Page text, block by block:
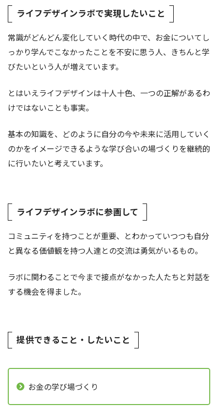
ライフデザインラボで実現したいこと
常識がどんどん変化していく時代の中で、お金についてし
っかり学んでこなかったことを不安に思う人、きちんと学
びたいという人が増えています。
とはいえライフデザインは十人十色、一つの正解があるわ
けではないことも事実。
基本の知識を、どのように自分の今や未来に活用していく
のかをイメージできるような学び合いの場づくりを継続的
に行いたいと考えています。
ライフデザインラボに参画して
コミュニティを持つことが重要、とわかっていつつも自分
と異なる価値観を持つ人達との交流は勇気がいるもの。
ラボに関わることで今まで接点がなかった人たちと対話を
する機会を得ました。
提供できること・したいこと
お金の学び場づくり